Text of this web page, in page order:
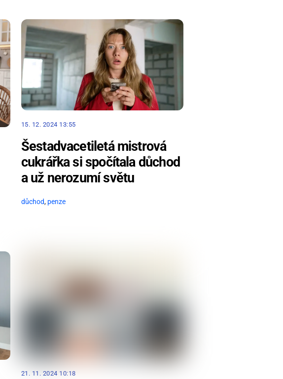
15. 12. 2024 13:55
Šestadvacetiletá mistrová
cukrářka si spočítala důchod
a už nerozumí světu
důchod, penze
21. 11. 2024 10:18